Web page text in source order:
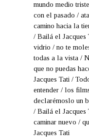
mundo medio
con el pasado /
camino hacia la
/ Bailá el Jacques
vidrio / no te
todas a la vista /
que no puedas
Jacques Tati /
entender / los
declarémoslo un
/ Bailá el Jacques
caminar nuevo /
Jacques Tati